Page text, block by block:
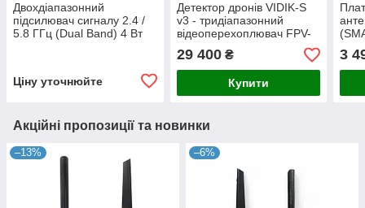
Двохдіапазонний
підсилювач сигналу 2.4 /
5.8 ГГц (Dual Band) 4 Вт
Ціну уточнюйте
Детектор дронів VIDIK-S
v3 - тридіапазонний
відеоперехоплювач FPV-
дронів 1.2 / 2.4 / 3.3 /4.9 /
5.8 ГГц
29 400₴
Купити
3
Акційні пропозиції та новинки
–13% –6%